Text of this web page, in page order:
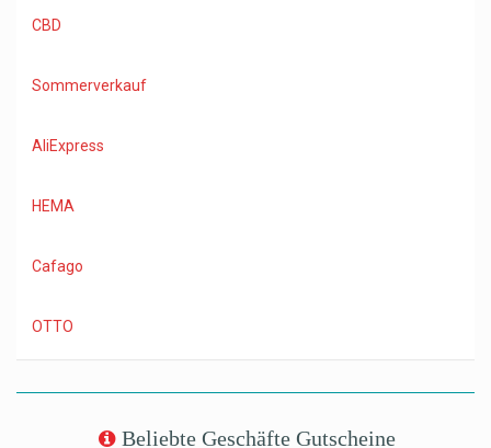
CBD
Sommerverkauf
AliExpress
HEMA
Cafago
OTTO
Beliebte Geschäfte Gutscheine